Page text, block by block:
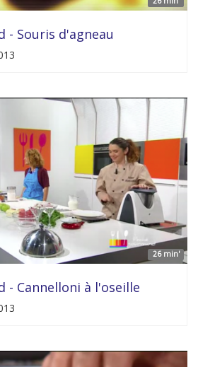
- Souris d'agneau
26 min'
- Cannelloni à l'oseille